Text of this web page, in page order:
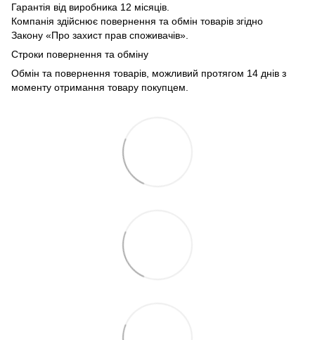
Гарантія від виробника 12 місяців.
Компанія здійснює повернення та обмін товарів згідно
Закону «Про захист прав споживачів».
Строки повернення та обміну
Обмін та повернення товарів, можливий протягом 14 днів з
моменту отримання товару покупцем.